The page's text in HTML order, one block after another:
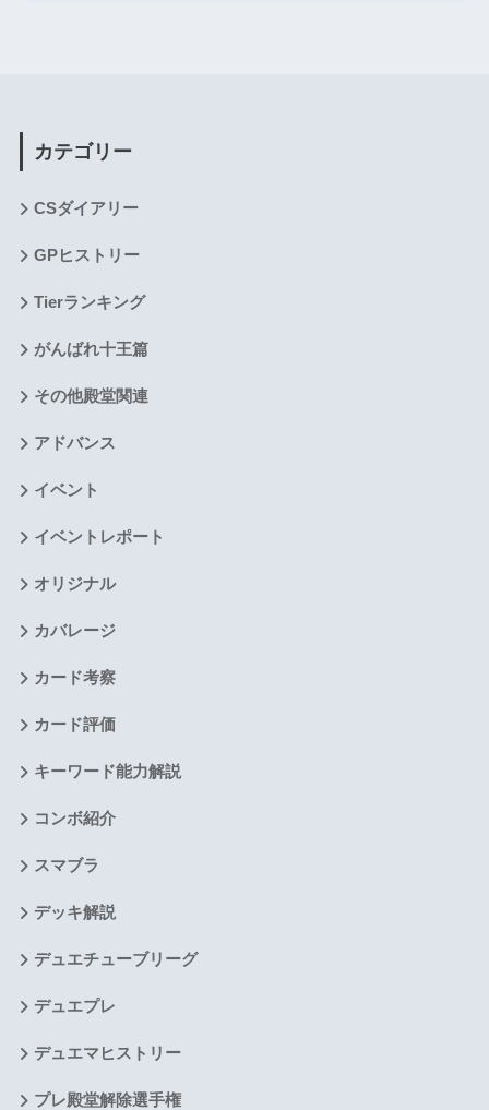
カテゴリー
CSダイアリー
GPヒストリー
Tierランキング
がんばれ十王篇
その他殿堂関連
アドバンス
イベント
イベントレポート
オリジナル
カバレージ
カード考察
カード評価
キーワード能力解説
コンボ紹介
スマブラ
デッキ解説
デュエチューブリーグ
デュエプレ
デュエマヒストリー
プレ殿堂解除選手権